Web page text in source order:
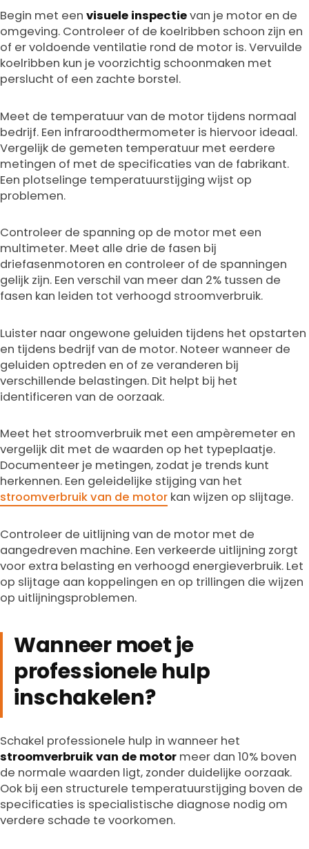
Begin met een visuele inspectievan je motor en de
omgeving. Controleer of de koelribben schoon zijn en
of er voldoende ventilatie rond de motor is. Vervuilde
koelribben kun je voorzichtig schoonmaken met
perslucht of een zachte borstel.
Meet de temperatuur van de motor tijdens normaal
bedrijf. Een infraroodthermometer is hiervoor ideaal.
Vergelijk de gemeten temperatuur met eerdere
metingen of met de specificaties van de fabrikant.
Een plotselinge temperatuurstijging wijst op
problemen.
Controleer de spanning op de motor met een
multimeter. Meet alle drie de fasen bij
driefasenmotoren en controleer of de spanningen
gelijk zijn. Een verschil van meer dan 2% tussen de
fasen kan leiden tot verhoogd stroomverbruik.
Luister naar ongewone geluiden tijdens het opstarten
en tijdens bedrijf van de motor. Noteer wanneer de
geluiden optreden en of ze veranderen bij
verschillende belastingen. Dit helpt bij het
identificeren van de oorzaak.
Meet het stroomverbruik met een ampèremeter en
vergelijk dit met de waarden op het typeplaatje.
Documenteer je metingen, zodat je trends kunt
herkennen. Een geleidelijke stijging van het
stroomverbruik van de motor kan wijzen op slijtage.
Controleer de uitlijning van de motor met de
aangedreven machine. Een verkeerde uitlijning zorgt
voor extra belasting en verhoogd energieverbruik. Let
op slijtage aan koppelingen en op trillingen die wijzen
op uitlijningsproblemen.
Wanneer moet je
professionele hulp
inschakelen?
Schakel professionele hulp in wanneer het
stroomverbruik van de motor meer dan 10% boven
de normale waarden ligt, zonder duidelijke oorzaak.
Ook bij een structurele temperatuurstijging boven de
specificaties is specialistische diagnose nodig om
verdere schade te voorkomen.